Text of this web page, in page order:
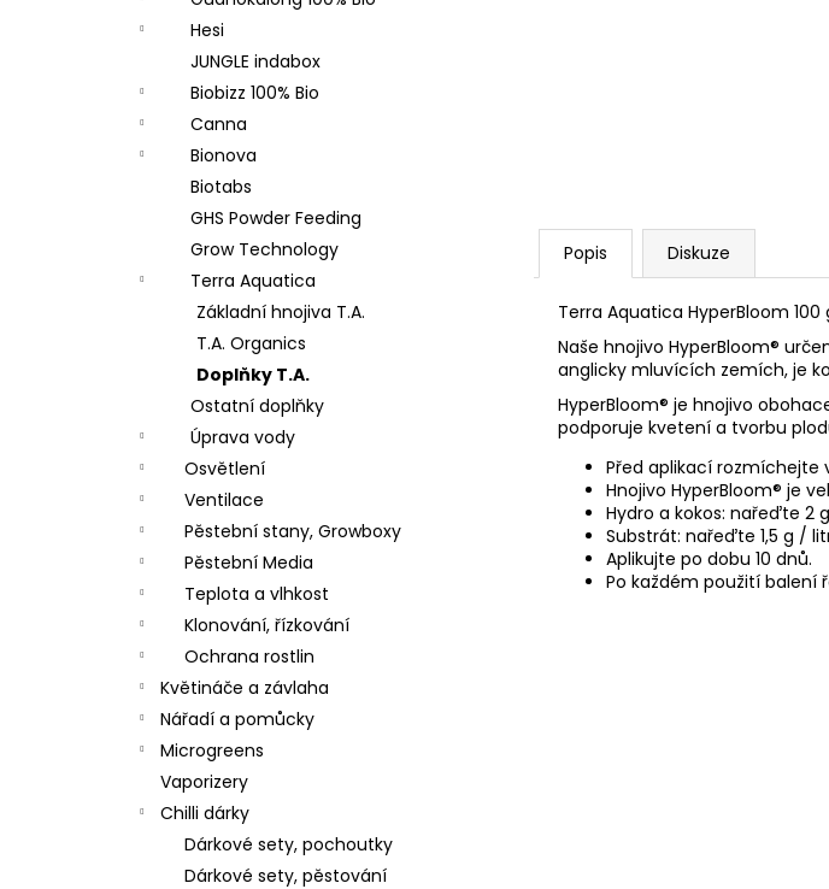
Hesi
JUNGLE indabox
Biobizz 100% Bio
Canna
Bionova
Biotabs
GHS Powder Feeding
Grow Technology
Terra Aquatica
Základní hnojiva T.A.
T.A. Organics
Doplňky T.A.
Ostatní doplňky
Úprava vody
Osvětlení
Ventilace
Pěstební stany, Growboxy
Pěstební Media
Teplota a vlhkost
Klonování, řízkování
Ochrana rostlin
Květináče a závlaha
Nářadí a pomůcky
Microgreens
Vaporizery
Chilli dárky
Dárkové sety, pochoutky
Dárkové sety, pěstování
Popis Diskuze
Terra Aquatica HyperBloom
Naše hnojivo HyperBloom®
anglicky mluvících zemích, je
HyperBloom® je hnojivo
podporuje kvetení a tvorbu
Před aplikací rozmíchejte
Hnojivo HyperBloom® je
Hydro a kokos: nařeďte 2
Substrát: nařeďte 1,5 g /
Aplikujte po dobu 10 dnů.
Po každém použití